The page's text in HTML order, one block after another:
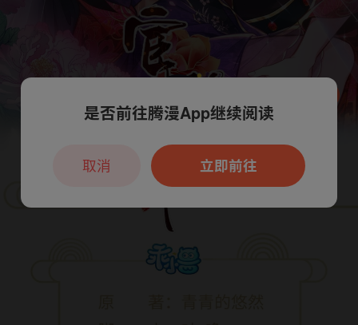
本章节仅支持App阅读，可打开App新用
户7天免费看
是否前往腾漫App继续阅读
立即前往
取消